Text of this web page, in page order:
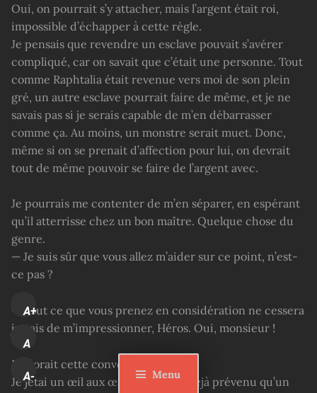
Menu
Oui, on pourrait s’y attacher, mais l’argent était roi,
impossible d’échapper à cette règle.
Je pensais que revendre un esclave pouvait s’avérer
compliqué, car on savait que c’était une personne. Tout
comme Raphtalia était revenue vers moi de son plein
gré, un autre esclave pourrait faire de même, et je ne
savais pas si je serais capable de m’en débarrasser
comme ça. Au moins, un monstre serait muet. Donc,
même si on se prenait d’affection pour lui, on devrait
tout de même pouvoir se faire de l’argent avec.
Je pourrais me contenter de m’en séparer, en espérant
qu’il atterrisse chez un bon maître. Quelque chose du
genre.
— Je suis sûr que vous allez m’aider sur ce point, n’est-
ce pas ?
— Tout ce que vous prenez en considération ne cessera
jamais de m’impressionner, Héros. Oui, monsieur !
Il adorait cette conversation.
Je jetai un œil aux œufs. Il m’avait déjà prévenu qu’un
A+
A
A-